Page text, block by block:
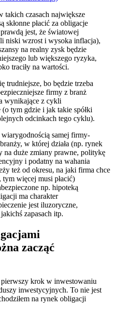
takich czasach największe
płacić za obligacje
jest, że światowej
niski wzrost i wysoka inflacja),
na realny zysk będzie
lub większego ryzyka,
traciły na wartości.
trudniejsze, bo będzie trzeba
firmy z branż
wynikające z cykli
tym gdzie i jak takie spółki
odcinkach tego cyklu).
samej firmy-
w której działa (np. rynek
na duże zmiany prawne, politykę
i podatny na wahania
też od okresu, na jaki firma chce
tym więcej musi płacić)
np. hipoteką
ma charakter
jest iluzoryczne,
zapasach itp.
zacząć
krok w inwestowaniu
inwestycyjnych. To nie jest
na rynek obligacji